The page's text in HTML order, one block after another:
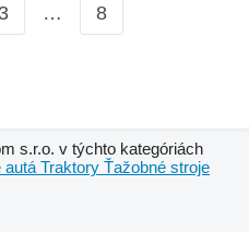
3 … 8
s.r.o. v týchto kategóriách
autá Traktory Ťažobné stroje